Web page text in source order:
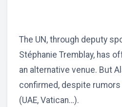
The UN, through deputy
Stéphanie Tremblay, has
an alternative venue. But
confirmed, despite
(UAE, Vatican…).